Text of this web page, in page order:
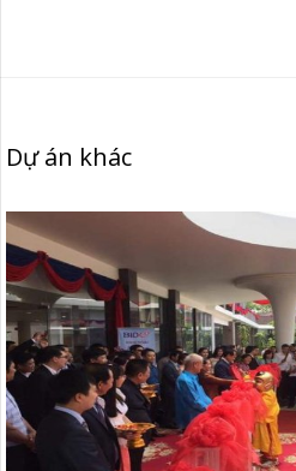
Dự án khác